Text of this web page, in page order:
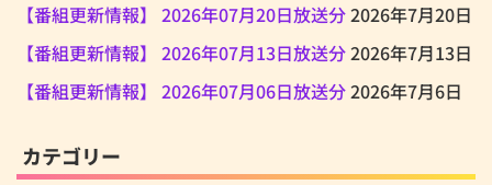
【番組更新情報】 2026年07月20日放送分2026年7月20日
【番組更新情報】 2026年07月13日放送分2026年7月13日
【番組更新情報】 2026年07月06日放送分2026年7月6日
カテゴリー